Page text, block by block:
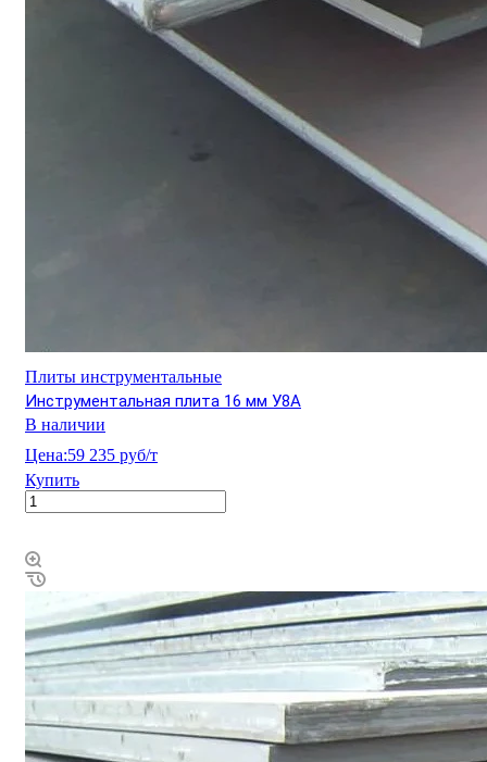
Плиты инструментальные
Инструментальная плита 16 мм У8А
В наличии
Цена:59 235 руб/т
Купить